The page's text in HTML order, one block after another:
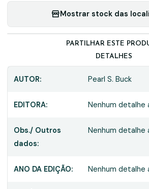
Mostrar stock das
PARTILHAR ESTE
DETALHES
AUTOR: Pearl S. Buck
EDITORA: Nenhum detalhe
Obs./ Outros
dados:
Nenhum detalhe
ANO DA EDIÇÃO: Nenhum detalhe